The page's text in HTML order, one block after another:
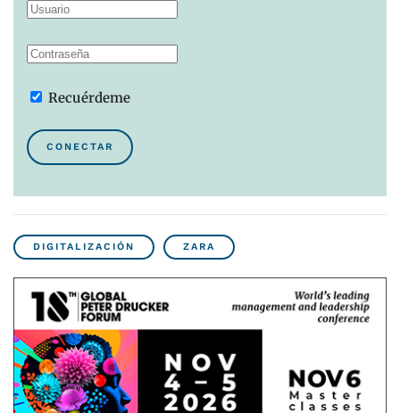
Recuérdeme
CONECTAR
DIGITALIZACIÓN ZARA